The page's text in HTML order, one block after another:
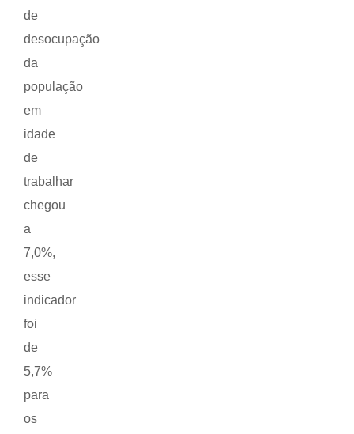
de
desocupação
da
população
em
idade
de
trabalhar
chegou
a
7,0%,
esse
indicador
foi
de
5,7%
para
os